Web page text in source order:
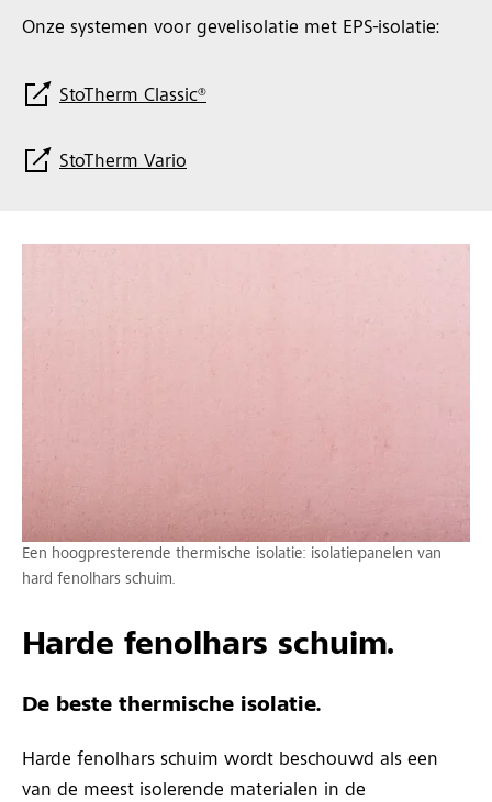
Onze systemen voor gevelisolatie met EPS-isolatie:
StoTherm Classic®
StoTherm Vario
Harde fenolhars schuim.
De beste thermische isolatie.
Harde fenolhars schuim wordt beschouwd als een
van de meest isolerende materialen in de
Een hoogpresterende thermische isolatie: isolatiepanelen van
hard fenolhars schuim.